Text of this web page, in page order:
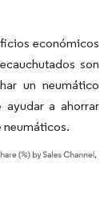
económicos
son
un neumático
a ahorrar
neumáticos.